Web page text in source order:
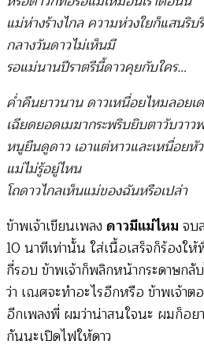
แม่ห่างร้างไกล ความห่วงใยก็แสนริบรี่
กลางวันดาวไม่เห็นมี
รอแม่นานปีราตรีนี้ดาวคุยกับใคร…
ค่ำคืนยาวนาน ดาวเหนื่อยไหมลอย
เฉียดยอดเมฆากระพริบยิบตาวับวาว
หนูยืนดูดาว เอาแต่หาวและเหนื่อยหั
แม่ไม่รู้อยู่ไหน
โถดาวไกลเห็นแม่ของฉันหรือเปล่า
ข้าพเจ้าเขียนเพลง ดาวมีแม่ไหม จบ
10 นาทีเท่านั้น ใส่เนื้อเสร็จก็ร้องใ
กี่รอบ ข้าพเจ้าก็พลิกหน้ากระดาษกลั
ว่า เณศจะทำอะไรอีกหรือ ข้าพเจ้าต
อีกเพลงพี่ ผมว่าน่าสนใจนะ ผมก็อย
กันนะเปิดไฟให้ดาว